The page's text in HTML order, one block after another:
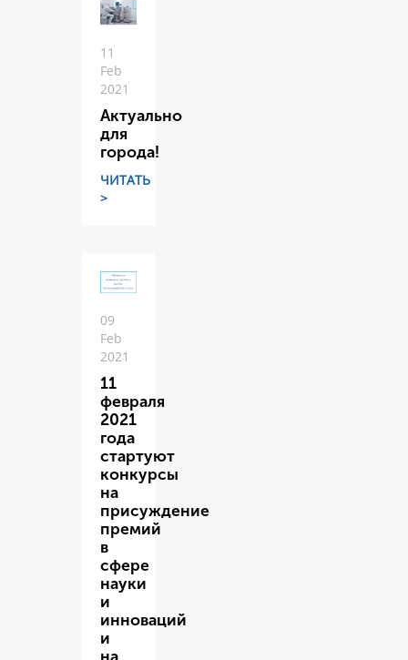
11
Feb
2021
Актуально
для
города!
ЧИТАТЬ
>
09
Feb
2021
11
февраля
2021
года
стартуют
конкурсы
на
присуждение
премий
в
сфере
науки
и
инноваций
и